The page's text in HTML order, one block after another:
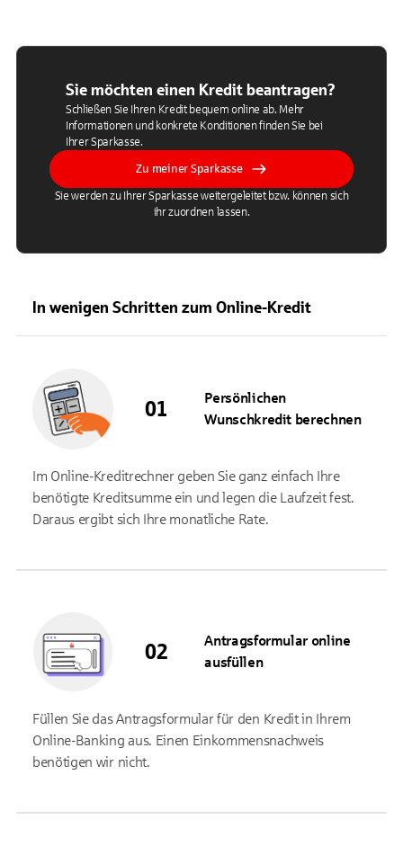
Sie möchten einen Kredit beantragen?
Schließen Sie Ihren Kredit bequem online ab. Mehr
Informationen und konkrete Konditionen finden Sie bei
Ihrer Sparkasse.
Zu meiner Sparkasse
Sie werden zu Ihrer Sparkasse weitergeleitet bzw. können sich
ihr zuordnen lassen.
In wenigen Schritten zum Online-Kredit
Persönlichen
Wunschkredit berechnen
Im Online-Kreditrechner geben Sie ganz einfach Ihre
benötigte Kreditsumme ein und legen die Laufzeit fest.
Daraus ergibt sich Ihre monatliche Rate.
Antragsformular online
ausfüllen
Füllen Sie das Antragsformular für den Kredit in Ihrem
Online-Banking aus. Einen Einkommensnachweis
benötigen wir nicht.